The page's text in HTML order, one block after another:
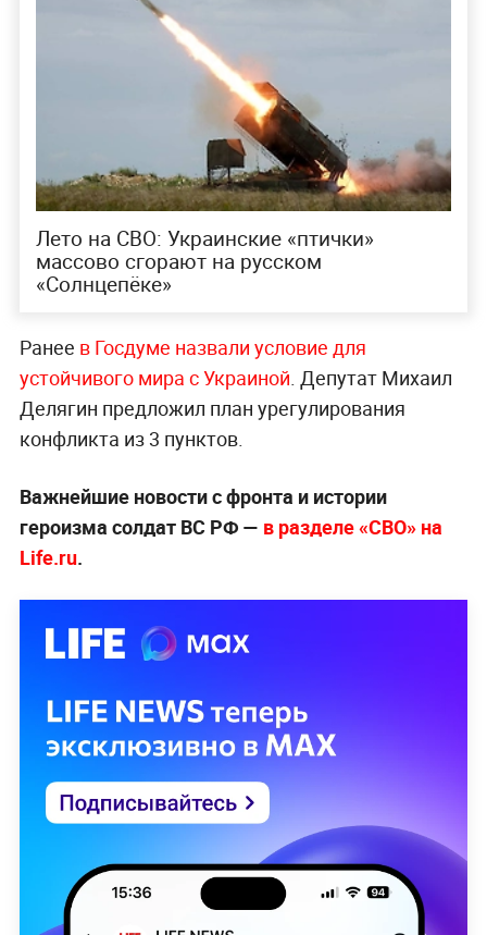
Лето на СВО: Украинские «птички»
массово сгорают на русском
«Солнцепёке»
Ранее в Госдуме назвали условие для
устойчивого мира с Украиной. Депутат Михаил
Делягин предложил план урегулирования
конфликта из 3 пунктов.
Важнейшие новости с фронта и истории
героизма солдат ВС РФ — в разделе «СВО» на
Life.ru.